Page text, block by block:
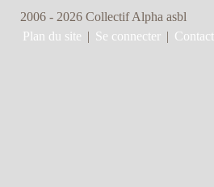
2006 - 2026 Collectif Alpha asbl
Plan du site | Se connecter | Contact